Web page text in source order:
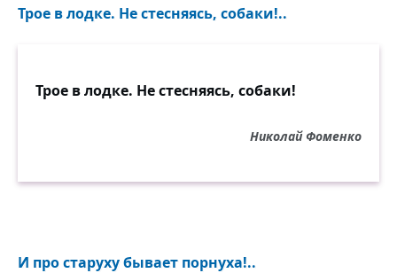
Трое в лодке. Не стесняясь, собаки!..
Трое в лодке. Не стесняясь, собаки!
Николай Фоменко
И про старуху бывает порнуха!..